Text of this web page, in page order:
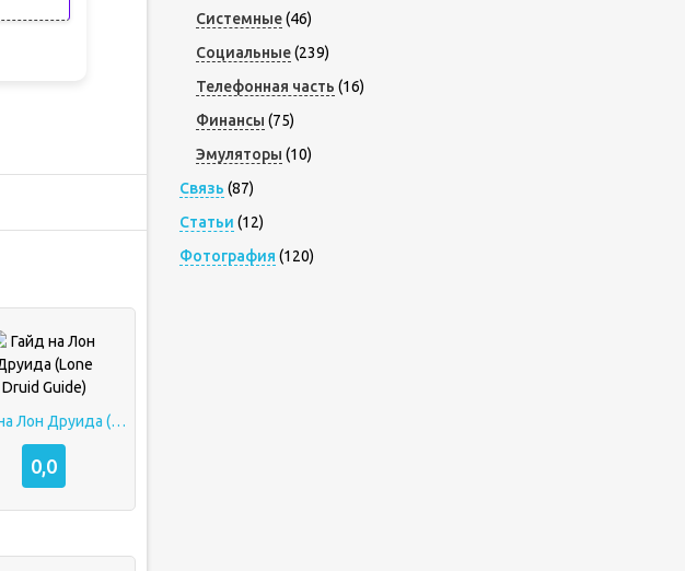
Гайд на Лон Друида (Lone Druid Guide)
0,0
Системные(46)
Социальные(239)
Телефонная часть (16)
Финансы (75)
Эмуляторы (10)
Связь (87)
Статьи (12)
Фотография (120)